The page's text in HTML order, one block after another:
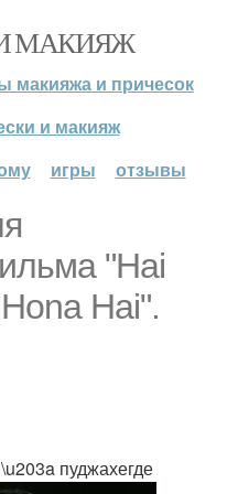
МАКИЯЖ
макияжа и причесок
и макияж
игры отзывы
"Hai
Hai".
пуджахегде